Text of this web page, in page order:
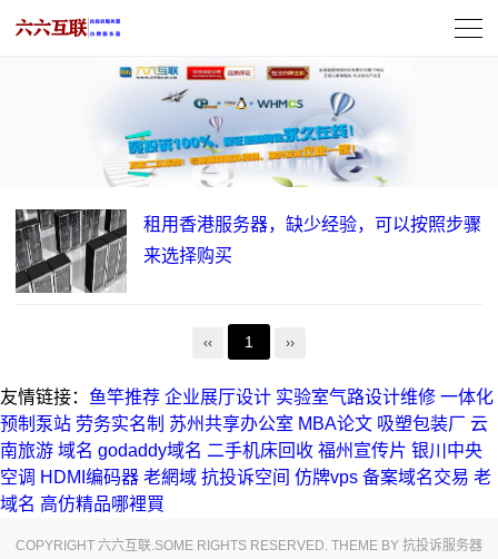
租用香港服务器，缺少经验，可以按照步骤
来选择购买
‹‹ 1 ››
友情链接： 鱼竿推荐 企业展厅设计 实验室气路设计维修 一体化
预制泵站 劳务实名制 苏州共享办公室 MBA论文 吸塑包装厂 云
南旅游 域名 godaddy域名 二手机床回收 福州宣传片 银川中央
空调 HDMI编码器 老網域 抗投诉空间 仿牌vps 备案域名交易 老
域名 高仿精品哪裡買
COPYRIGHT 六六互联.SOME RIGHTS RESERVED. THEME BY 抗投诉服务器